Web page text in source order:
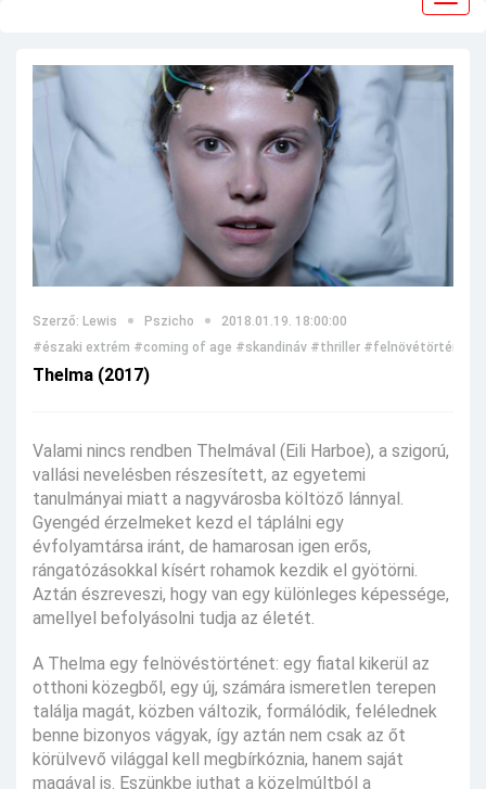
Szerző: Lewis Pszicho
2018.01.19. 18:00:00
#északi extrém #coming of age #skandináv #thriller #felnövétörténet
Thelma (2017)
Valami nincs rendben Thelmával (Eili Harboe), a szigorú,
vallási nevelésben részesített, az egyetemi
tanulmányai miatt a nagyvárosba költöző lánnyal.
Gyengéd érzelmeket kezd el táplálni egy
évfolyamtársa iránt, de hamarosan igen erős,
rángatózásokkal kísért rohamok kezdik el gyötörni.
Aztán észreveszi, hogy van egy különleges képessége,
amellyel befolyásolni tudja az életét.
A Thelma egy felnövéstörténet: egy fiatal kikerül az
otthoni közegből, egy új, számára ismeretlen terepen
találja magát, közben változik, formálódik, felélednek
benne bizonyos vágyak, így aztán nem csak az őt
körülvevő világgal kell megbírkóznia, hanem saját
magával is. Eszünkbe juthat a közelmúltból a